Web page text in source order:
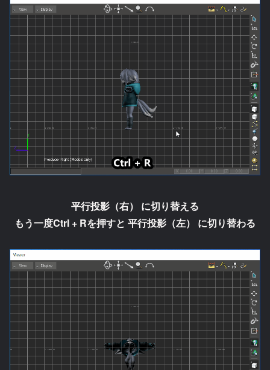
平行投影（右）
に切り替える
もう一度Ctrl + Rを押すと 平行投影（左） に切り替わる